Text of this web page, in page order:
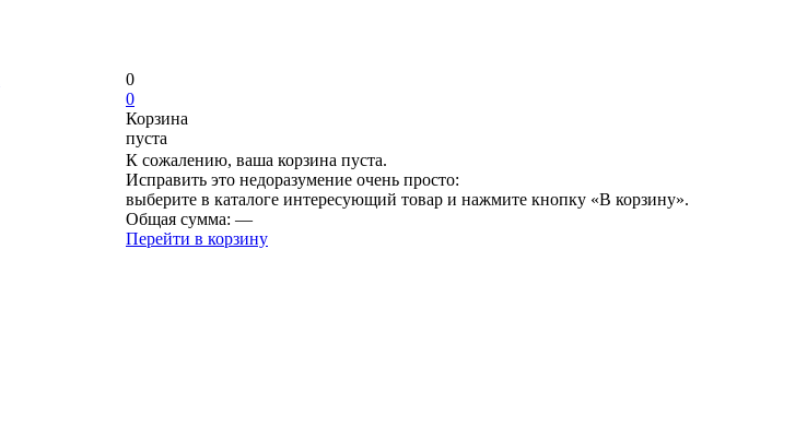
0
0
Корзина
пуста
К сожалению, ваша корзина пуста.
Исправить это недоразумение очень просто:
выберите в каталоге интересующий товар и нажмите кнопку «В корзину».
Общая сумма: —
Перейти в корзину